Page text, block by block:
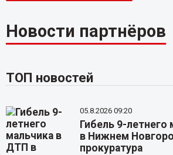
Новости партнёров
ТОП новостей
05.8.2026 09:20
Гибель 9-
в Нижнем
прокуратура